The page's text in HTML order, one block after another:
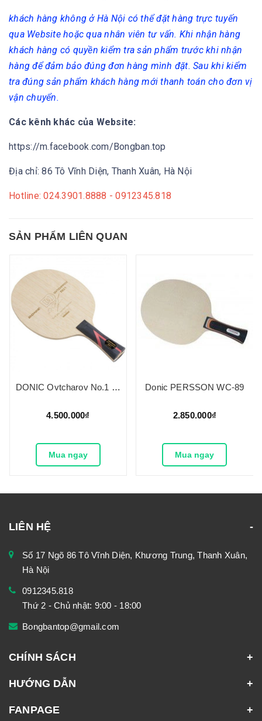
khách hàng không ở Hà Nội có thể đặt hàng trực tuyến
qua Website hoặc qua nhân viên tư vấn. Khi nhận hàng
khách hàng có quyền kiểm tra sản phẩm trước khi nhận
hàng để đảm bảo đúng đơn hàng mình đặt. Sau khi kiểm
tra đúng sản phẩm khách hàng mới thanh toán cho đơn vị
vận chuyển.
Các kênh khác của Website:
https://m.facebook.com/Bongban.top
Địa chỉ: 86 Tô Vĩnh Diện, Thanh Xuân, Hà Nội
Hotline: 024.3901.8888 - 0912345.818
SẢN PHẨM LIÊN QUAN
DONIC Ovtcharov No.1 Senso
4.500.000₫
Mua ngay
Donic PERSSON WC-89
2.850.000₫
Mua ngay
LIÊN HỆ
Số 17 Ngõ 86 Tô Vĩnh Diện, Khương Trung, Thanh Xuân,
Hà Nội
0912345.818
Thứ 2 - Chủ nhật: 9:00 - 18:00
Bongbantop@gmail.com
CHÍNH SÁCH
HƯỚNG DẪN
FANPAGE